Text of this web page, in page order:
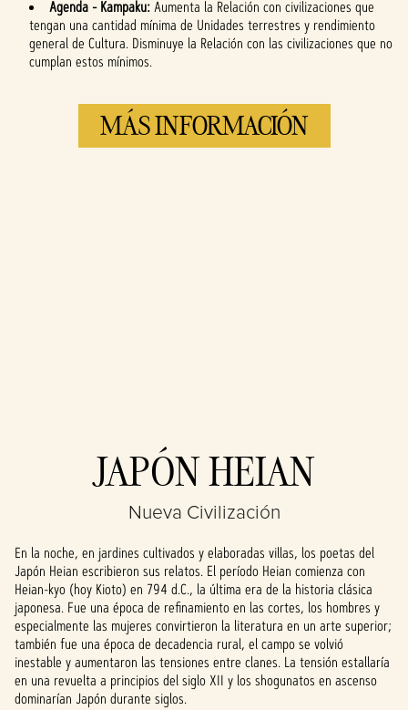
Agenda - Kampaku:Aumenta la Relación con civilizaciones que
tengan una cantidad mínima de Unidades terrestres y rendimiento
general de Cultura. Disminuye la Relación con las civilizaciones que no
cumplan estos mínimos.
MÁS INFORMACIÓN
Accept
& Play
jugar, aceptas
lapolítica de
privacidad de
YouTubey la
transferencia
de datos a los
servidores de
Google.
JAPÓN HEIAN
Nueva Civilización
En la noche, en jardines cultivados y elaboradas villas, los poetas del
Japón Heian escribieron sus relatos. El período Heian comienza con
Heian-kyo (hoy Kioto) en 794 d.C., la última era de la historia clásica
japonesa. Fue una época de refinamiento en las cortes, los hombres y
especialmente las mujeres convirtieron la literatura en un arte superior;
también fue una época de decadencia rural, el campo se volvió
inestable y aumentaron las tensiones entre clanes. La tensión estallaría
en una revuelta a principios del siglo XII y los shogunatos en ascenso
dominarían Japón durante siglos.